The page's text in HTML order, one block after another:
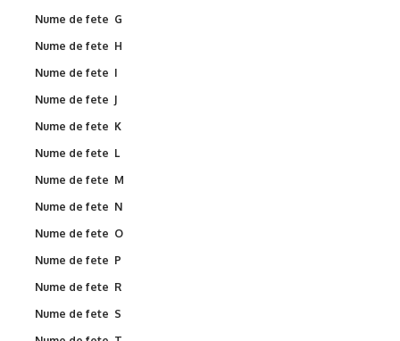
Nume de fete G
Nume de fete H
Nume de fete I
Nume de fete J
Nume de fete K
Nume de fete L
Nume de fete M
Nume de fete N
Nume de fete O
Nume de fete P
Nume de fete R
Nume de fete S